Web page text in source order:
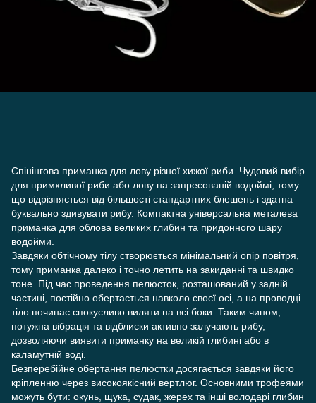
Спінінгова приманка для лову різної хижої риби. Чудовий вибір
для примхливої риби або лову на запресованій водоймі, тому
що відрізняється від більшості стандартних блешень і здатна
буквально здивувати рибу. Компактна універсальна металева
приманка для облова великих глибин та придонного шару
водойми.
Завдяки обтічному тілу створюється мінімальний опір повітря,
тому приманка далеко і точно летить на закиданні та швидко
тоне. Під час проведення пелюсток, розташований у задній
частині, постійно обертається навколо своєї осі, а на проводці
тіло починає спокусливо виляти на всі боки. Таким чином,
потужна вібрація та відблиски активно залучають рибу,
дозволяючи виявити приманку на великій глибині або в
каламутній воді.
Безперебійне обертання пелюстки досягається завдяки його
кріпленню через високоякісний вертлюг. Основними трофеями
можуть бути: окунь, щука, судак, жерех та інші володарі глибин